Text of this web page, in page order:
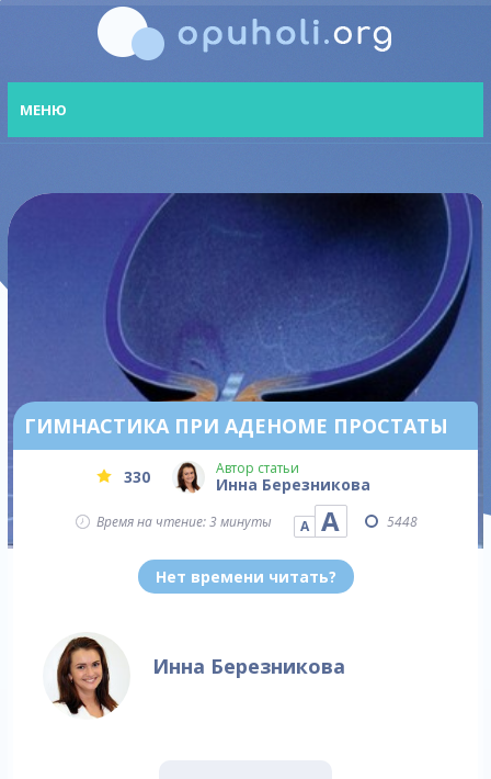
МЕНЮ
ГИМНАСТИКА ПРИ АДЕНОМЕ ПРОСТАТЫ
330 Автор статьи
Инна Березникова
Время на чтение: 3 минуты А А 5448
Нет времени читать?
Инна Березникова